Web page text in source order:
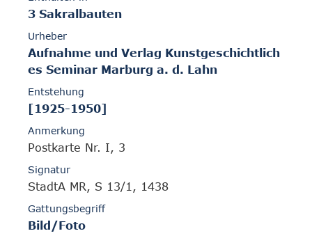
3 Sakralbauten
Urheber
Aufnahme und Verlag Kunstgeschichtlich
es Seminar Marburg a. d. Lahn
Entstehung
[1925-1950]
Anmerkung
Postkarte Nr. I, 3
Signatur
StadtA MR, S 13/1, 1438
Gattungsbegriff
Bild/Foto